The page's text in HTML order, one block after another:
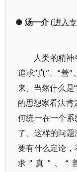
● 汤一介(进入
人类的精
追求“真”、“善
来。当然什么是
的思想家看法肯
何统一在一个
了。这样的问
要有什么定论
求“真”、“